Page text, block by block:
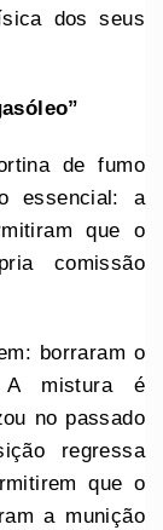
dos seus
de fumo
essencial: a
que o
comissão
borraram o
A mistura é
no passado
regressa
que o
a munição